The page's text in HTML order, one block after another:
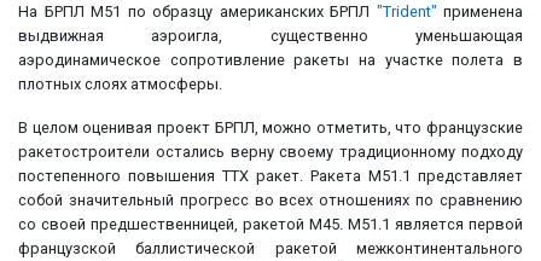
На БРПЛ М51 по образцу американских БРПЛ "Trident" применена
выдвижная аэроигла, существенно уменьшающая
аэродинамическое сопротивление ракеты на участке полета в
плотных слоях атмосферы.
В целом оценивая проект БРПЛ, можно отметить, что французские
ракетостроители остались верну своему традиционному подходу
постепенного повышения ТТХ ракет. Ракета М51.1 представляет
собой значительный прогресс во всех отношениях по сравнению
со своей предшественницей, ракетой М45. М51.1 является первой
французской баллистической ракетой межконтинентального